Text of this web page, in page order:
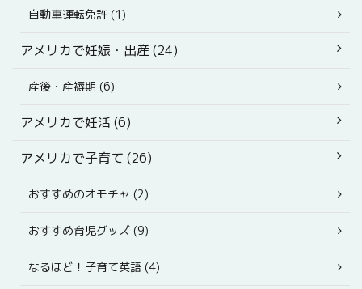
自動車運転免許 (1)
アメリカで妊娠・出産 (24)
産後・産褥期 (6)
アメリカで妊活 (6)
アメリカで子育て (26)
おすすめのオモチャ (2)
おすすめ育児グッズ (9)
なるほど！子育て英語 (4)